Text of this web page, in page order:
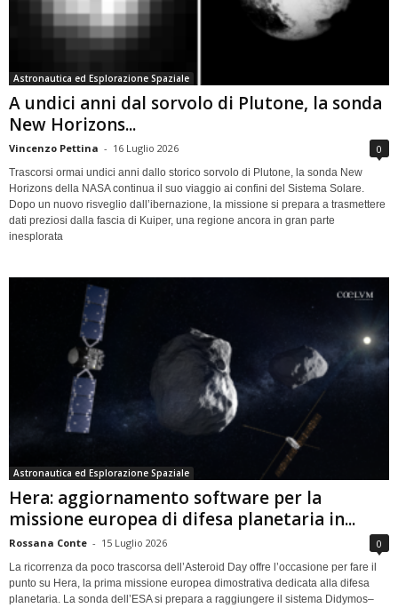
Astronautica ed Esplorazione Spaziale
A undici anni dal sorvolo di Plutone, la sonda
New Horizons...
Vincenzo Pettina - 16 Luglio 2026 0
Trascorsi ormai undici anni dallo storico sorvolo di Plutone, la sonda New
Horizons della NASA continua il suo viaggio ai confini del Sistema Solare.
Dopo un nuovo risveglio dall’ibernazione, la missione si prepara a trasmettere
dati preziosi dalla fascia di Kuiper, una regione ancora in gran parte
inesplorata
Astronautica ed Esplorazione Spaziale
Hera: aggiornamento software per la
missione europea di difesa planetaria in...
Rossana Conte - 15 Luglio 2026 0
La ricorrenza da poco trascorsa dell’Asteroid Day offre l’occasione per fare il
punto su Hera, la prima missione europea dimostrativa dedicata alla difesa
planetaria. La sonda dell’ESA si prepara a raggiungere il sistema Didymos–